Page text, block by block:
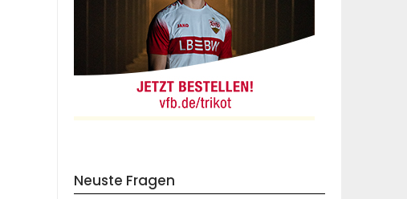
Neuste Fragen